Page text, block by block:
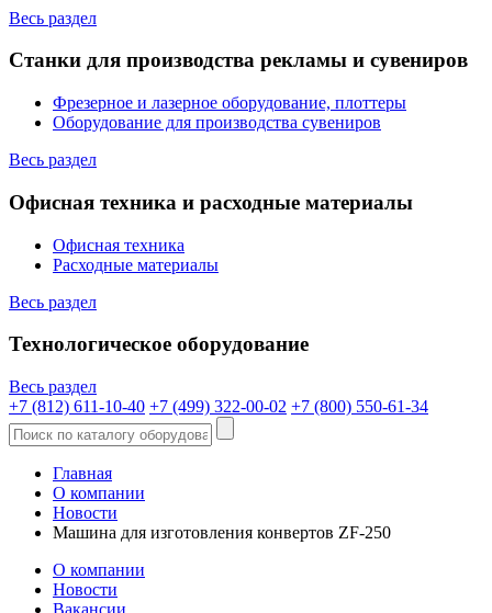
Весь раздел
Станки для производства рекламы и сувениров
Фрезерное и лазерное оборудование, плоттеры
Оборудование для производства сувениров
Весь раздел
Офисная техника и расходные материалы
Офисная техника
Расходные материалы
Весь раздел
Технологическое оборудование
Весь раздел
+7 (812) 611-10-40 +7 (499) 322-00-02 +7 (800) 550-61-34
Главная
О компании
Новости
Машина для изготовления конвертов ZF-250
О компании
Новости
Вакансии